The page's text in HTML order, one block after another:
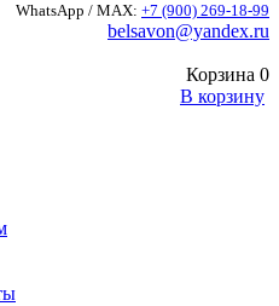
WhatsApp / MAX: +7 (900) 269-18-99
belsavon@yandex.ru
Корзина 0
В корзину